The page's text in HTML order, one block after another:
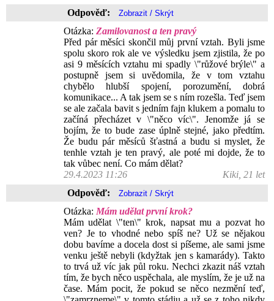
Odpověď:
Otázka: Zamilovanost a ten pravý
Před pár měsíci skončil můj první vztah. Byli jsme
spolu skoro rok ale ve výsledku jsem zjistila, že po
asi 9 měsících vztahu mi spadly \"růžové brýle\" a
postupně jsem si uvědomila, že v tom vztahu
chybělo hlubší spojení, porozumění, dobrá
komunikace... A tak jsem se s ním rozešla. Teď jsem
se ale začala bavit s jedním fajn klukem a pomalu to
začíná přecházet v \"něco víc\". Jenomže já se
bojím, že to bude zase úplně stejné, jako předtím.
Že budu pár měsíců šťastná a budu si myslet, že
tenhle vztah je ten pravý, ale poté mi dojde, že to
tak vůbec není. Co mám dělat?
29.4.2023 11:26
Kiki, 21 let
Odpověď:
Otázka: Mám udělat první krok?
Mám udělat \"ten\" krok, napsat mu a pozvat ho
ven? Je to vhodné nebo spíš ne? Už se nějakou
dobu bavíme a docela dost si píšeme, ale sami jsme
venku ještě nebyli (kdyžtak jen s kamarády). Takto
to trvá už víc jak půl roku. Nechci zkazit náš vztah
tím, že bych něco uspěchala, ale myslím, že je už na
čase. Mám pocit, že pokud se něco nezmění teď,